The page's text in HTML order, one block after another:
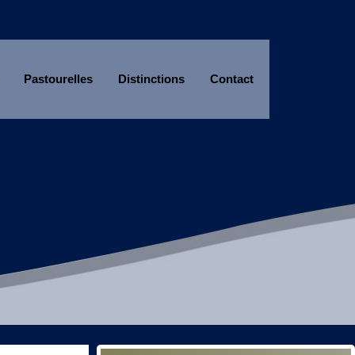
Pastourelles Distinctions Contact
Année
Mois
Année
Mois